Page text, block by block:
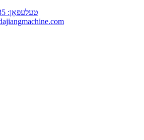
טעלעפאָן: 0086-18958702935